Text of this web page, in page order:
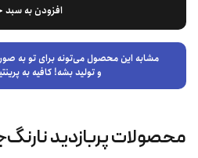
افزودن به سبد
مشابه این محصول می‌تونه برای تو به
و تولید بشه! کافیه به
محصولات پربازدید